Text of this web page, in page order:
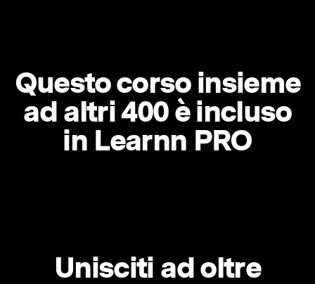
Questo corso insieme
ad altri 400 è incluso
in Learnn PRO
Unisciti ad oltre